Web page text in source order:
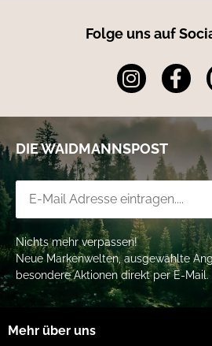
Folge uns auf
DIE WAIDMANNSPOST
Nichts mehr verpassen!
Neue Markenwelten, ausgewählte
besondere Aktionen direkt per E-Mail.
Mehr über uns